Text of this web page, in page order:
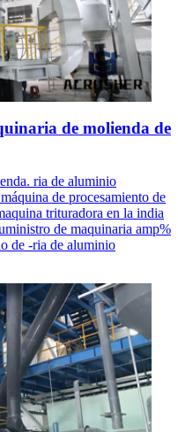
de molienda de
ria de aluminio
de procesamiento de
trituradora en la india
de maquinaria amp%
de -ria de aluminio